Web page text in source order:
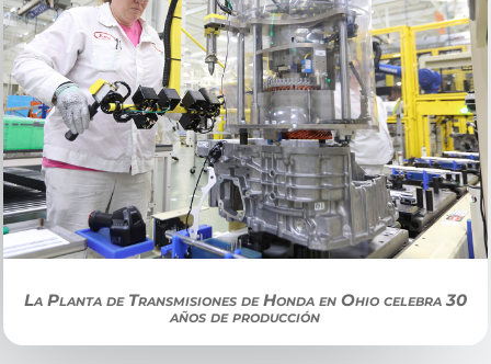
La Planta de Transmisiones de Honda en Ohio celebra 30
años de producción